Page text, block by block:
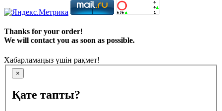
Thanks for your order!
We will contact you as soon as possible.
Хабарламаңыз үшін рақмет!
×
Қате тапты?